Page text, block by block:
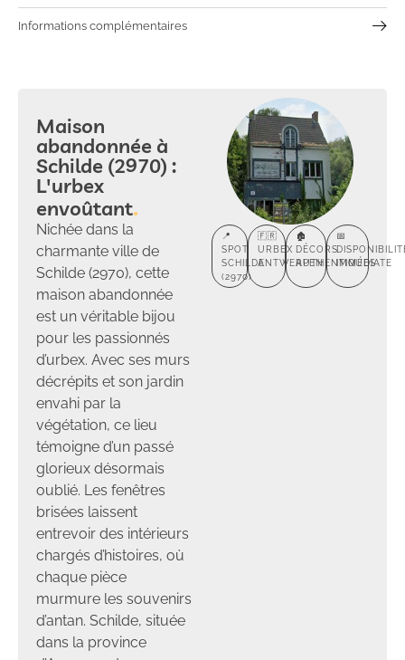
Informations complémentaires
Maison
abandonnée à
Schilde (2970) :
L'urbex
envoûtant
Nichée dans la
charmante ville de
Schilde (2970), cette
maison abandonnée
est un véritable bijou
pour les passionnés
d’urbex. Avec ses murs
décrépits et son jardin
envahi par la
végétation, ce lieu
témoigne d’un passé
glorieux désormais
oublié. Les fenêtres
brisées laissent
entrevoir des intérieurs
chargés d’histoires, où
chaque pièce
murmure les souvenirs
d’antan. Schilde, située
dans la province
📍
SPOT
SCHILDE
(2970)
🇫🇷
URBEX
ANTWERPEN
🏚️
DÉCORS
AUTHENTIQUES
📅
IMMÉDIATE